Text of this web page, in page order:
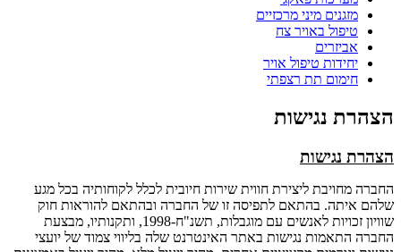
מזגנים מיני מרכזיים
טיפול באויר צח
אביזרים
יחידות טיפול אויר
חימום תת רצפתי
הצהרת נגישות
הצהרת נגישות
החברה מחויבת ליצירת חווית שירות חיובית לכלל לקוחותיה בכל מגע
שלהם איתה. בהתאם לתפיסה זו של החברה ובהתאם להוראות חוק
שוויון זכויות לאנשים עם מוגבלות, תשנ"ח-1998, ותקנותיו, מבצעת
החברה התאמות נגישות באתר האינטרנט שלה בליווי צמוד של יועצי